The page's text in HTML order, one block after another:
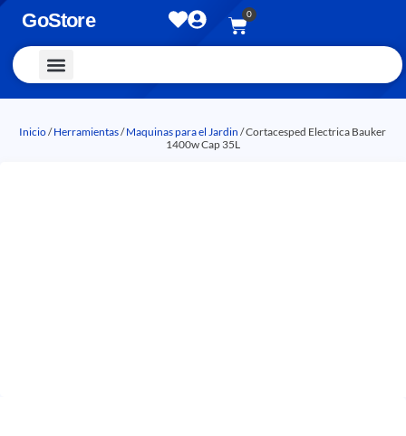
GoStore 0
Inicio/Herramientas/Maquinas para el Jardin / Cortacesped Electrica Bauker
1400w Cap 35L